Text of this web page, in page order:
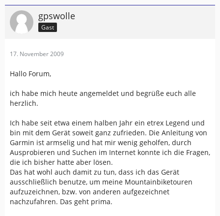
gpswolle
Gast
17. November 2009
Hallo Forum,
ich habe mich heute angemeldet und begrüße euch alle
herzlich.
Ich habe seit etwa einem halben Jahr ein etrex Legend und
bin mit dem Gerät soweit ganz zufrieden. Die Anleitung von
Garmin ist armselig und hat mir wenig geholfen, durch
Ausprobieren und Suchen im Internet konnte ich die Fragen,
die ich bisher hatte aber lösen.
Das hat wohl auch damit zu tun, dass ich das Gerät
ausschließlich benutze, um meine Mountainbiketouren
aufzuzeichnen, bzw. von anderen aufgezeichnet
nachzufahren. Das geht prima.